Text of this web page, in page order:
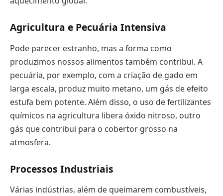
Agricultura e Pecuária Intensiva
Pode parecer estranho, mas a forma como
produzimos nossos alimentos também contribui. A
pecuária, por exemplo, com a criação de gado em
larga escala, produz muito metano, um gás de efeito
estufa bem potente. Além disso, o uso de fertilizantes
químicos na agricultura libera óxido nitroso, outro
gás que contribui para o cobertor grosso na
atmosfera.
Processos Industriais
Várias indústrias, além de queimarem combustíveis,